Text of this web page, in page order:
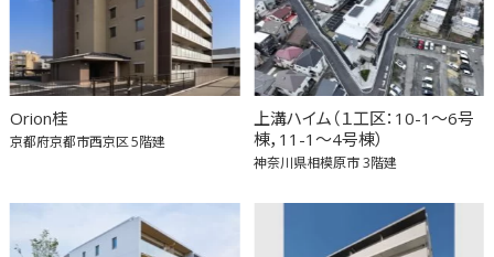
Orion桂
京都府京都市西京区5階建
上溝ハイム（１工区：10-1～6号
棟，11-1～4号棟）
神奈川県相模原市3階建